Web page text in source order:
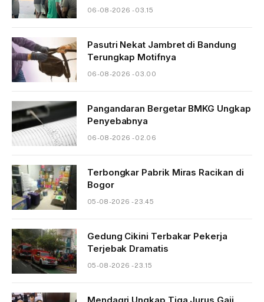
06-08-2026 - 03.15
Pasutri Nekat Jambret di Bandung
Terungkap Motifnya
06-08-2026 - 03.00
Pangandaran Bergetar BMKG Ungkap
Penyebabnya
06-08-2026 - 02.06
Terbongkar Pabrik Miras Racikan di
Bogor
05-08-2026 - 23.45
Gedung Cikini Terbakar Pekerja
Terjebak Dramatis
05-08-2026 - 23.15